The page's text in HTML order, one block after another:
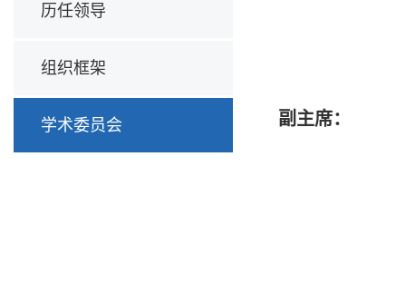
历任领导
组织框架
学术委员会 副主席：